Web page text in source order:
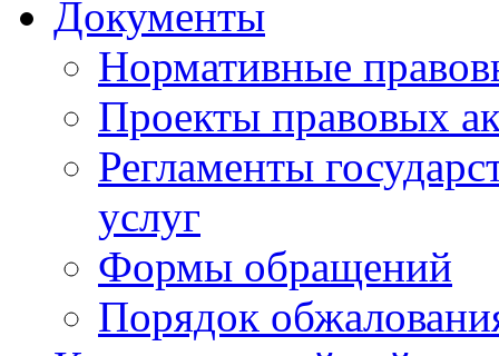
Документы
Нормативные
Проекты правовых
Регламенты
услуг
Формы обращений
Порядок